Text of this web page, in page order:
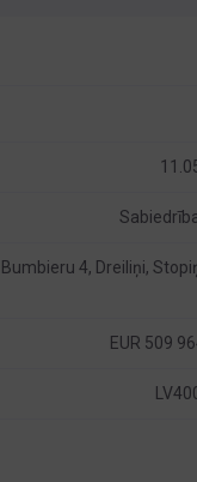
Bumbieru 4, Dreiliņi,
EUR 509